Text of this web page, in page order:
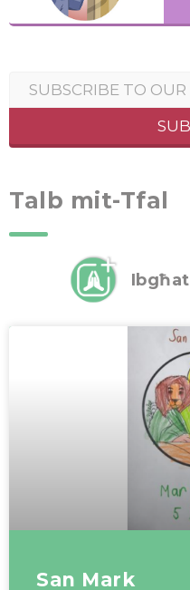
Talb mit-Tfal
San Mark